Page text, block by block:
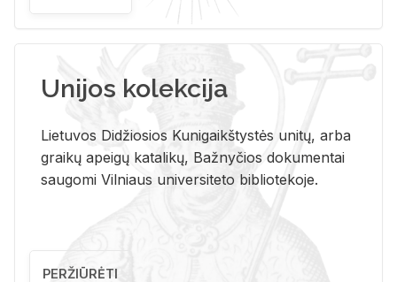
Unijos kolekcija
Lietuvos Didžiosios Kunigaikštystės unitų, arba
graikų apeigų katalikų, Bažnyčios dokumentai
saugomi Vilniaus universiteto bibliotekoje.
PERŽIŪRĖTI